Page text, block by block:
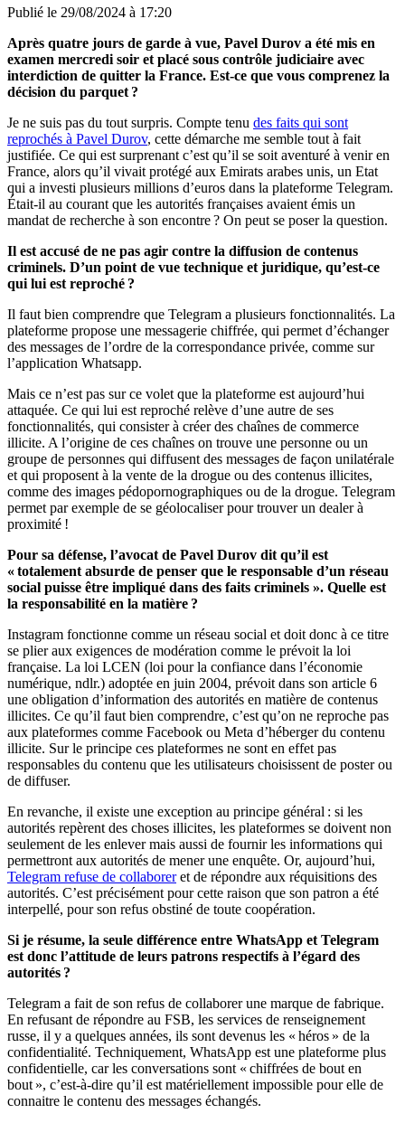
Publié le 29/08/2024 à 17:20
Après quatre jours de garde à vue, Pavel Durov a été mis en
examen mercredi soir et placé sous contrôle judiciaire avec
interdiction de quitter la France. Est-ce que vous comprenez la
décision du parquet ?
Je ne suis pas du tout surpris. Compte tenu des faits qui sont
reprochés à Pavel Durov, cette démarche me semble tout à fait
justifiée. Ce qui est surprenant c’est qu’il se soit aventuré à venir en
France, alors qu’il vivait protégé aux Emirats arabes unis, un Etat
qui a investi plusieurs millions d’euros dans la plateforme Telegram.
Était-il au courant que les autorités françaises avaient émis un
mandat de recherche à son encontre ? On peut se poser la question.
Il est accusé de ne pas agir contre la diffusion de contenus
criminels. D’un point de vue technique et juridique, qu’est-ce
qui lui est reproché ?
Il faut bien comprendre que Telegram a plusieurs fonctionnalités. La
plateforme propose une messagerie chiffrée, qui permet d’échanger
des messages de l’ordre de la correspondance privée, comme sur
l’application Whatsapp.
Mais ce n’est pas sur ce volet que la plateforme est aujourd’hui
attaquée. Ce qui lui est reproché relève d’une autre de ses
fonctionnalités, qui consister à créer des chaînes de commerce
illicite. A l’origine de ces chaînes on trouve une personne ou un
groupe de personnes qui diffusent des messages de façon unilatérale
et qui proposent à la vente de la drogue ou des contenus illicites,
comme des images pédopornographiques ou de la drogue. Telegram
permet par exemple de se géolocaliser pour trouver un dealer à
proximité !
Pour sa défense, l’avocat de Pavel Durov dit qu’il est
« totalement absurde de penser que le responsable d’un réseau
social puisse être impliqué dans des faits criminels ». Quelle est
la responsabilité en la matière ?
Instagram fonctionne comme un réseau social et doit donc à ce titre
se plier aux exigences de modération comme le prévoit la loi
française. La loi LCEN (loi pour la confiance dans l’économie
numérique, ndlr.) adoptée en juin 2004, prévoit dans son article 6
une obligation d’information des autorités en matière de contenus
illicites. Ce qu’il faut bien comprendre, c’est qu’on ne reproche pas
aux plateformes comme Facebook ou Meta d’héberger du contenu
illicite. Sur le principe ces plateformes ne sont en effet pas
responsables du contenu que les utilisateurs choisissent de poster ou
de diffuser.
En revanche, il existe une exception au principe général : si les
autorités repèrent des choses illicites, les plateformes se doivent non
seulement de les enlever mais aussi de fournir les informations qui
permettront aux autorités de mener une enquête. Or, aujourd’hui,
Telegram refuse de collaboreret de répondre aux réquisitions des
autorités. C’est précisément pour cette raison que son patron a été
interpellé, pour son refus obstiné de toute coopération.
Si je résume, la seule différence entre WhatsApp et Telegram
est donc l’attitude de leurs patrons respectifs à l’égard des
autorités ?
Telegram a fait de son refus de collaborer une marque de fabrique.
En refusant de répondre au FSB, les services de renseignement
russe, il y a quelques années, ils sont devenus les « héros » de la
confidentialité. Techniquement, WhatsApp est une plateforme plus
confidentielle, car les conversations sont « chiffrées de bout en
bout », c’est-à-dire qu’il est matériellement impossible pour elle de
connaitre le contenu des messages échangés.